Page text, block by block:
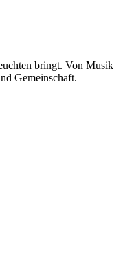
bringt. Von Musik
Gemeinschaft.